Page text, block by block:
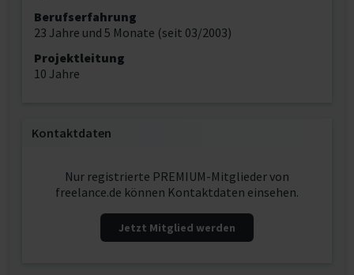
Berufserfahrung
23 Jahre und 5 Monate (seit 03/2003)
Projektleitung
10 Jahre
Kontaktdaten
Nur registrierte PREMIUM-Mitglieder von
freelance.de können Kontaktdaten einsehen.
Jetzt Mitglied werden